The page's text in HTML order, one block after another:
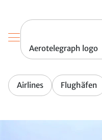
Aerotelegraph logo
Airlines Flughäfen